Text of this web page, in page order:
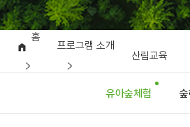
홈
프로그램 소개
산림교육
유아숲체험